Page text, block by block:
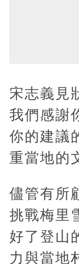
宋志義見
我們感謝
你的建議
重當地的
儘管有所
挑戰梅里
好了登山
力與當地